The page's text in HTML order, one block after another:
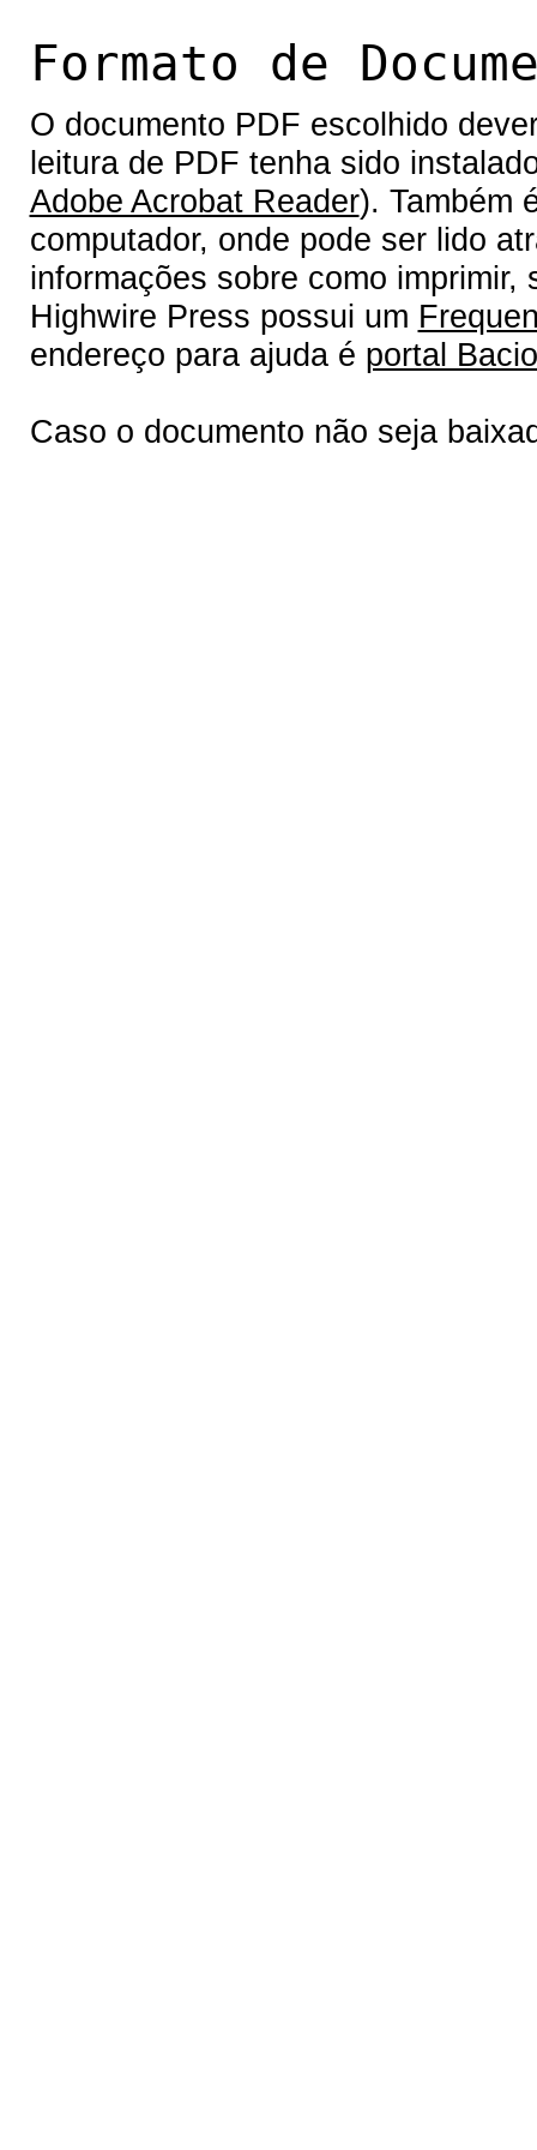
Formato de
O documento PDF escolhido
leitura de PDF tenha sido
Adobe Acrobat Reader). Também
computador, onde pode ser lido
informações sobre como
Highwire Press possui um
endereço para ajuda é portal
Caso o documento não seja